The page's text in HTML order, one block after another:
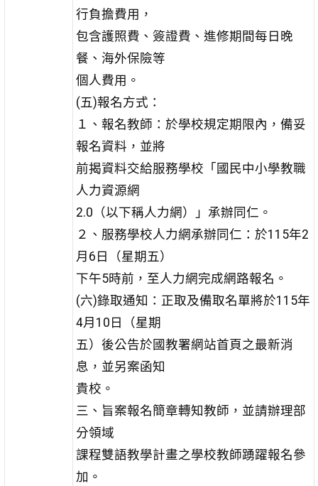
行負擔費用，
包含護照費、簽證費、進修期間每日晚
餐、海外保險等
個人費用。
(五)報名方式：
１、報名教師：於學校規定期限內，備妥
報名資料，並將
前揭資料交給服務學校「國民中小學教職
人力資源網
2.0（以下稱人力網）」承辦同仁。
２、服務學校人力網承辦同仁：於115年2
月6日（星期五）
下午5時前，至人力網完成網路報名。
(六)錄取通知：正取及備取名單將於115年
4月10日（星期
五）後公告於國教署網站首頁之最新消
息，並另案函知
貴校。
三、旨案報名簡章轉知教師，並請辦理部
分領域
課程雙語教學計畫之學校教師踴躍報名參
加。